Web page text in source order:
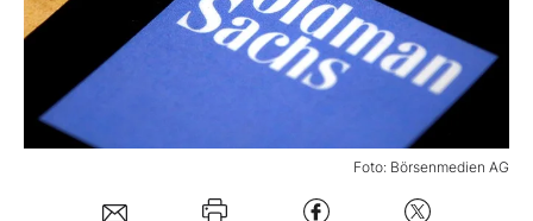
Experten
Mein B:O
Foto: Börsenmedien AG